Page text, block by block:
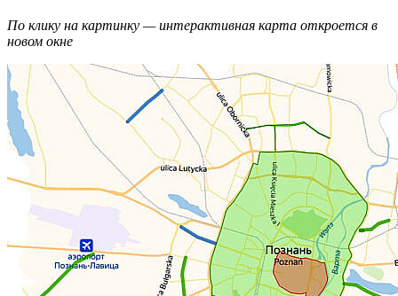
По клику на картинку — интерактивная карта откроется в
новом окне